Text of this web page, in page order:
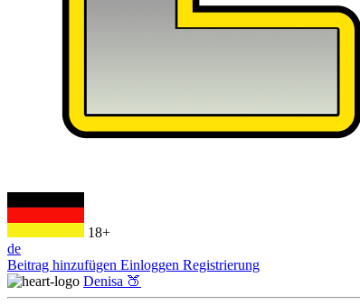
18+
de
Beitrag hinzufügen Einloggen Registrierung
Denisa 🍑